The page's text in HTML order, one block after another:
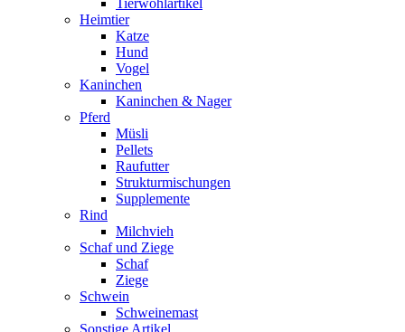
Tierwohlartikel
Heimtier
Katze
Hund
Vogel
Kaninchen
Kaninchen & Nager
Pferd
Müsli
Pellets
Raufutter
Strukturmischungen
Supplemente
Rind
Milchvieh
Schaf und Ziege
Schaf
Ziege
Schwein
Schweinemast
Sonstige Artikel